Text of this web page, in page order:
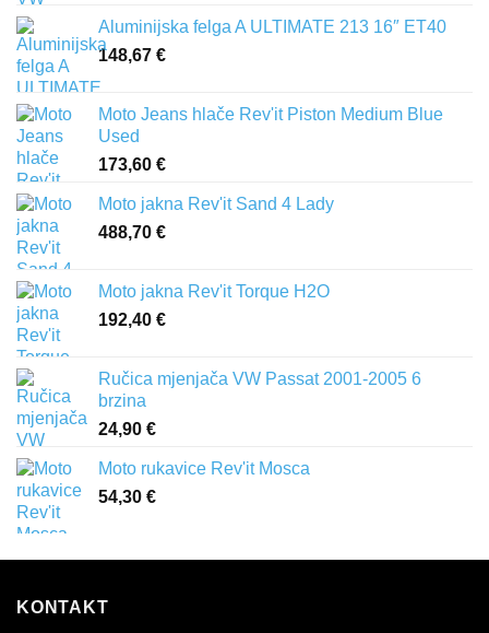
Aluminijska felga A ULTIMATE 213 16″ ET40
148,67 €
Moto Jeans hlače Rev'it Piston Medium Blue
Used
173,60 €
Moto jakna Rev'it Sand 4 Lady
488,70 €
Moto jakna Rev'it Torque H2O
192,40 €
Ručica mjenjača VW Passat 2001-2005 6
brzina
24,90 €
Moto rukavice Rev'it Mosca
54,30 €
KONTAKT